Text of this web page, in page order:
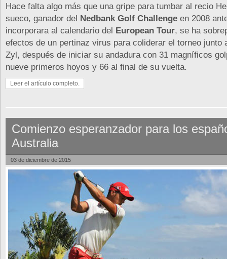
Hace falta algo más que una gripe para tumbar al recio
sueco, ganador del Nedbank Golf Challenge en 2008
incorporara al calendario del European Tour, se ha
efectos de un pertinaz virus para coliderar el torneo junto
Zyl, después de iniciar su andadura con 31 magníficos
nueve primeros hoyos y 66 al final de su vuelta.
Leer el artículo completo.
Comienzo esperanzador para los
Australia
03 de diciembre de 2015